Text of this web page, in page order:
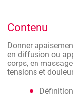
tensions et
Contenu
Donner
en diffusion ou
corps, en
tensions et
Définition